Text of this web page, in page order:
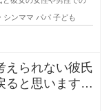
シンママ パパ 子ども
えられない彼氏
ると思いますか